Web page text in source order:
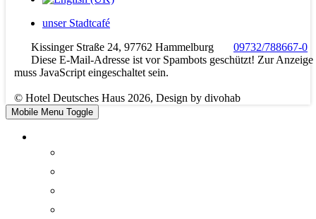
unser Stadtcafé
Kissinger Straße 24, 97762 Hammelburg
09732/788667-0
Diese E-Mail-Adresse ist vor Spambots geschützt! Zur Anzeige
muss JavaScript eingeschaltet sein.
© Hotel Deutsches Haus 2026, Design by divohab
Mobile Menu Toggle